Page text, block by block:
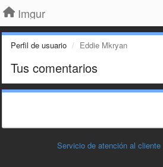
Imgur
Perfil de usuario Eddie Mkryan
Tus comentarios
Servicio de atención al cliente